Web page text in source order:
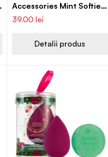
Accessories Mint Softie
make-up in forma de
39.00 lei
Detalii produs